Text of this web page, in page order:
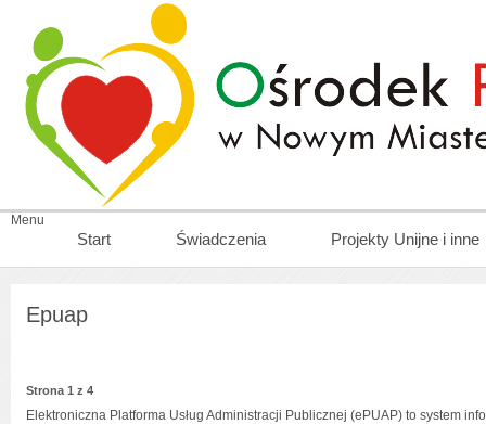
Menu
Start Świadczenia Projekty Unijne i inne
Epuap
Strona 1 z 4
Elektroniczna Platforma Usług Administracji Publicznej (ePUAP) to system